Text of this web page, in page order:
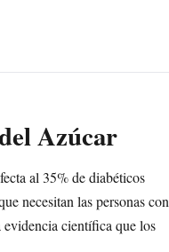
Azúcar
al 35% de diabéticos
necesitan las personas con
científica que los